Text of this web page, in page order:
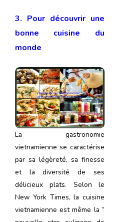
3. Pour découvrir une
bonne cuisine du
monde
La gastronomie
vietnamienne se caractérise
par sa légèreté, sa finesse
et la diversité de ses
délicieux plats. Selon le
New York Times, la cuisine
vietnamienne est même la ”